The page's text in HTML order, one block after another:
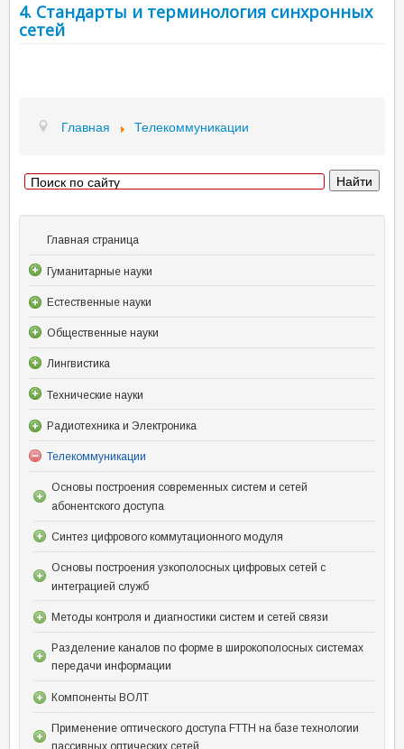
4. Стандарты и терминология синхронных
сетей
Главная Телекоммуникации
Главная страница
Гуманитарные науки
Естественные науки
Общественные науки
Лингвистика
Технические науки
Радиотехника и Электроника
Телекоммуникации
Основы построения современных систем и сетей
абонентского доступа
Синтез цифрового коммутационного модуля
Основы построения узкополосных цифровых сетей с
интеграцией служб
Методы контроля и диагностики систем и сетей связи
Разделение каналов по форме в широкополосных системах
передачи информации
Компоненты ВОЛТ
Применение оптического доступа FTTH на базе технологии